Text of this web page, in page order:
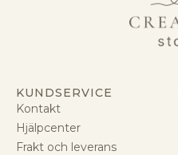
KUNDSERVICE
Kontakt
Hjälpcenter
Frakt och leverans